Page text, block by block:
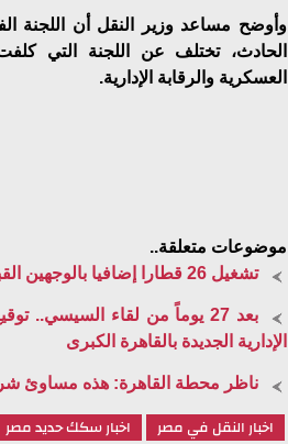
وأوضح مساعد وزير النقل أن اللجنة
الحادث، تختلف عن اللجنة التي كلفت
العسكرية والرقابة الإدارية.
موضوعات متعلقة..
تشغيل 26 قطارا إضافيا بالوجهين القبلي والبحري بمناسبة عيد الأضحى المبارك
بعد 27 يوماً من لقاء السيسي..
الإدارية الجديدة بالقاهرة الكبرى
ناظر محطة القاهرة: هذه مساوئ
اخبار النقل في مصر اخبار سكك حديد مصر